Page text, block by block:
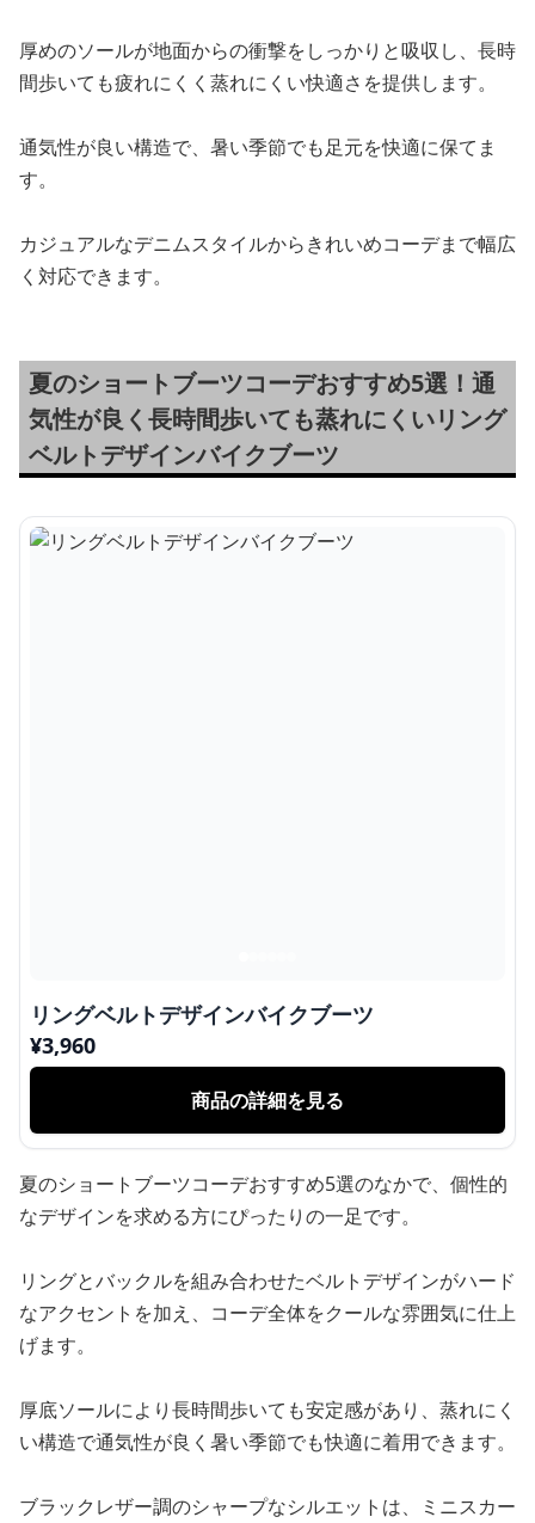
厚めのソールが地面からの衝撃をしっかりと吸収し、長時
間歩いても疲れにくく蒸れにくい快適さを提供します。
通気性が良い構造で、暑い季節でも足元を快適に保てま
す。
カジュアルなデニムスタイルからきれいめコーデまで幅広
く対応できます。
夏のショートブーツコーデおすすめ5選！通
気性が良く長時間歩いても蒸れにくいリング
ベルトデザインバイクブーツ
リングベルトデザインバイクブーツ
¥3,960
商品の詳細を見る
夏のショートブーツコーデおすすめ5選のなかで、個性的
なデザインを求める方にぴったりの一足です。
リングとバックルを組み合わせたベルトデザインがハード
なアクセントを加え、コーデ全体をクールな雰囲気に仕上
げます。
厚底ソールにより長時間歩いても安定感があり、蒸れにく
い構造で通気性が良く暑い季節でも快適に着用できます。
ブラックレザー調のシャープなシルエットは、ミニスカー